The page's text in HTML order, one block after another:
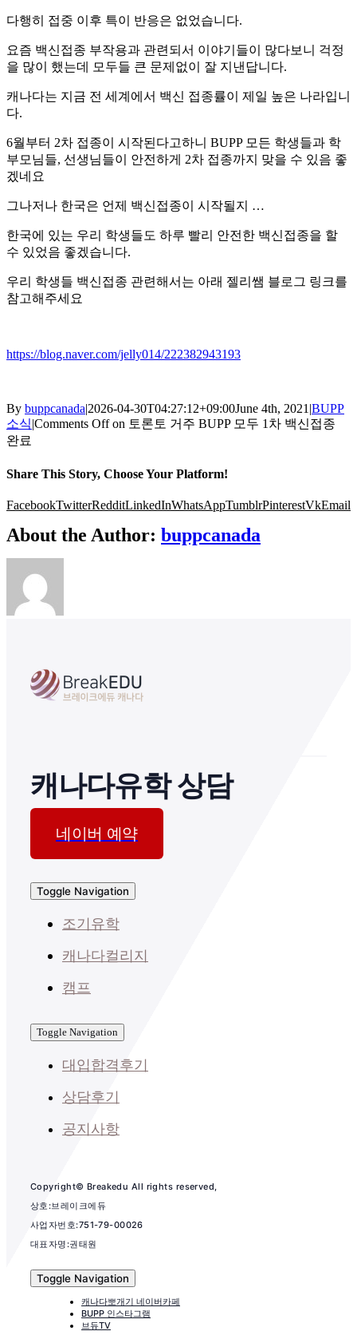
다행히 접중 이후 특이 반응은 없었습니다.
요즘 백신접종 부작용과 관련되서 이야기들이 많다보니 걱정
을 많이 했는데 모두들 큰 문제없이 잘 지낸답니다.
캐나다는 지금 전 세계에서 백신 접종률이 제일 높은 나라입니
다.
6월부터 2차 접종이 시작된다고하니 BUPP 모든 학생들과 학
부모님들, 선생님들이 안전하게 2차 접종까지 맞을 수 있음 좋
겠네요
그나저나 한국은 언제 백신접종이 시작될지 …
한국에 있는 우리 학생들도 하루 빨리 안전한 백신접종을 할
수 있었음 좋겠습니다.
우리 학생들 백신접종 관련해서는 아래 젤리쌤 블로그 링크를
참고해주세요
https://blog.naver.com/jelly014/222382943193
By buppcanada|2026-04-30T04:27:12+09:00June 4th, 2021|BUPP
소식|Comments Offon 토론토 거주 BUPP 모두 1차 백신접종
완료
Share This Story, Choose Your Platform!
FacebookTwitterRedditLinkedInWhatsAppTumblrPinterestVkEmail
About the Author: buppcanada
캐나다유학 상담
네이버 예약
Toggle Navigation
조기유학
캐나다컬리지
캠프
Toggle Navigation
대입합격후기
상담후기
공지사항
Copyright© Breakedu All rights reserved,
상호:브레이크에듀
사업자번호:751-79-00026
대표자명:권태원
Toggle Navigation
캐나다뽀개기 네이버카페
BUPP 인스타그램
브듀TV